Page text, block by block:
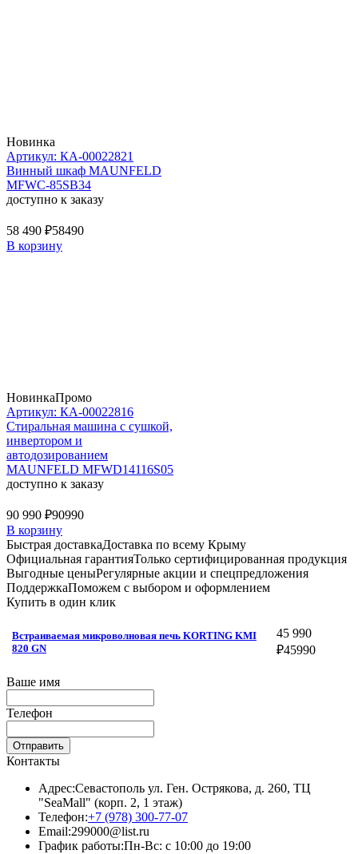
Новинка
Артикул: КА-00022821
Винный шкаф MAUNFELD
MFWC-85SB34
доступно к заказу
58 490 ₽58490
В корзину
НовинкаПромо
Артикул: КА-00022816
Стиральная машина c сушкой,
инвертором и
автодозированием
MAUNFELD MFWD14116S05
доступно к заказу
90 990 ₽90990
В корзину
Быстрая доставкаДоставка по всему Крыму
Официальная гарантияТолько сертифицированная продукция
Выгодные ценыРегулярные акции и спецпредложения
ПоддержкаПоможем с выбором и оформлением
Купить в один клик
Встраиваемая микроволновая печь KORTING KMI
820 GN
45 990
₽45990
Ваше имя
Телефон
Отправить
Контакты
Адрес:Севастополь ул. Ген. Острякова, д. 260, ТЦ
"SeaMall" (корп. 2, 1 этаж)
Телефон:+7 (978) 300-77-07
Email:299000@list.ru
График работы:Пн-Вс: с 10:00 до 19:00